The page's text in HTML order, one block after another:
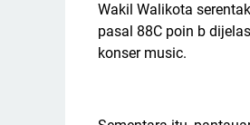
Wakil Walikota
pasal 88C poin b
konser music.